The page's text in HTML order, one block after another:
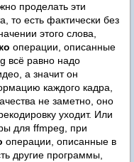
проделать эти
то есть фактически без
этого слова,
операции, описанные
всё равно надо
а значит он
каждого кадра,
не заметно, оно
уходит. Или
для ffmpeg, при
операции, описанные в
другие программы,